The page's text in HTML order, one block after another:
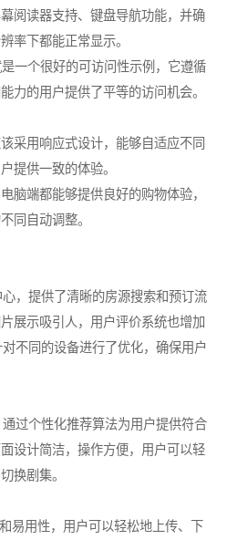
阅读器支持、键盘导航功能，并确
率下都能正常显示。
一个很好的可访问性示例，它遵循
力的用户提供了平等的访问机会。
采用响应式设计，能够自适应不同
提供一致的体验。
脑端都能够提供良好的购物体验，
同自动调整。
，提供了清晰的房源搜索和预订流
展示吸引人，用户评价系统也增加
不同的设备进行了优化，确保用户
过个性化推荐算法为用户提供符合
设计简洁，操作方便，用户可以轻
换剧集。
易用性，用户可以轻松地上传、下